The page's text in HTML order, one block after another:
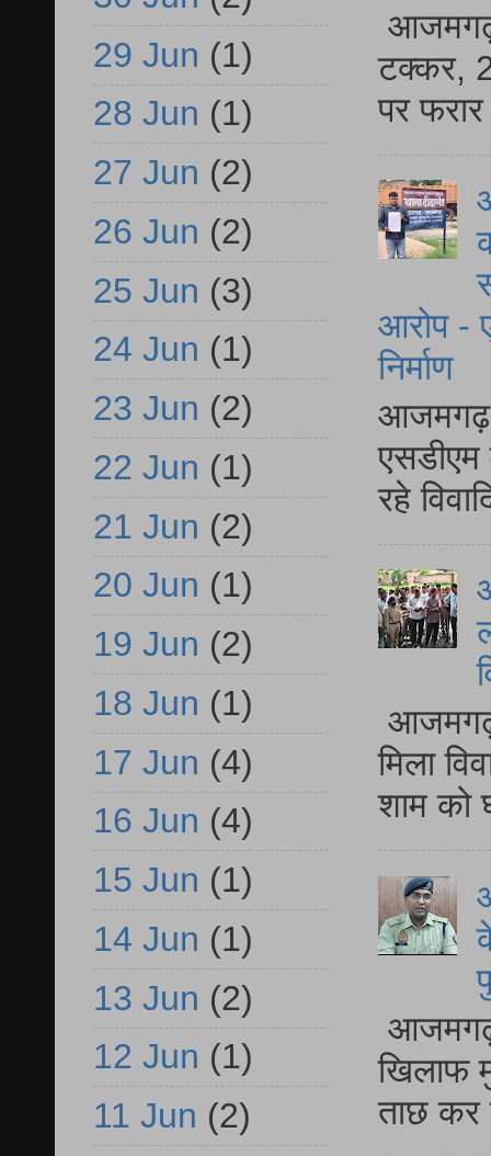
आजमगढ़
टक्कर,
पर
आरोप -
निर्माण
आजमगढ़
एसडीएम
रहे
आजमगढ़
मिला
शाम को
आजमगढ़
खिलाफ
ताछ कर
29 Jun (1)
28 Jun (1)
27 Jun (2)
26 Jun (2)
25 Jun (3)
24 Jun (1)
23 Jun (2)
22 Jun (1)
21 Jun (2)
20 Jun (1)
19 Jun (2)
18 Jun (1)
17 Jun (4)
16 Jun (4)
15 Jun (1)
14 Jun (1)
13 Jun (2)
12 Jun (1)
11 Jun (2)